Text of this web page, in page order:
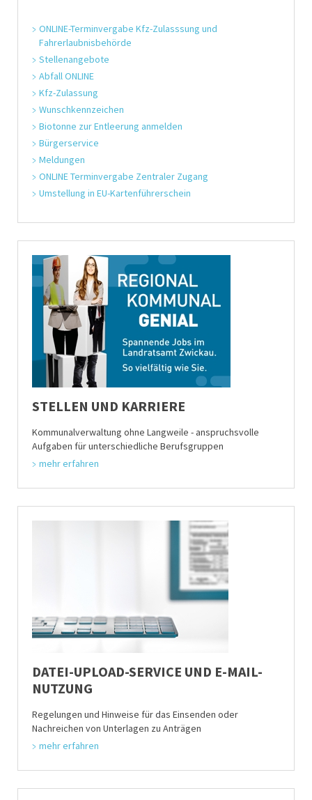
ONLINE-Terminvergabe Kfz-Zulasssung und
Fahrerlaubnisbehörde
Stellenangebote
Abfall ONLINE
Kfz-Zulassung
Wunschkennzeichen
Biotonne zur Entleerung anmelden
Bürgerservice
Meldungen
ONLINE Terminvergabe Zentraler Zugang
Umstellung in EU-Kartenführerschein
STELLEN UND KARRIERE
Kommunalverwaltung ohne Langweile - anspruchsvolle
Aufgaben für unterschiedliche Berufsgruppen
mehr erfahren
DATEI-UPLOAD-SERVICE UND E-MAIL-
NUTZUNG
Regelungen und Hinweise für das Einsenden oder
Nachreichen von Unterlagen zu Anträgen
mehr erfahren